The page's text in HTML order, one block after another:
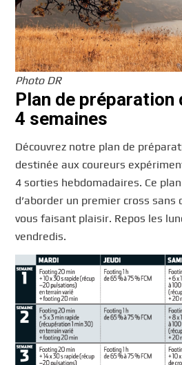
Photo DR
Plan de préparation
4 semaines
Découvrez notre plan de
destinée aux coureurs
4 sorties hebdomadaires. Ce
d’aborder un premier cross
vous faisant plaisir. Repos les
vendredis.